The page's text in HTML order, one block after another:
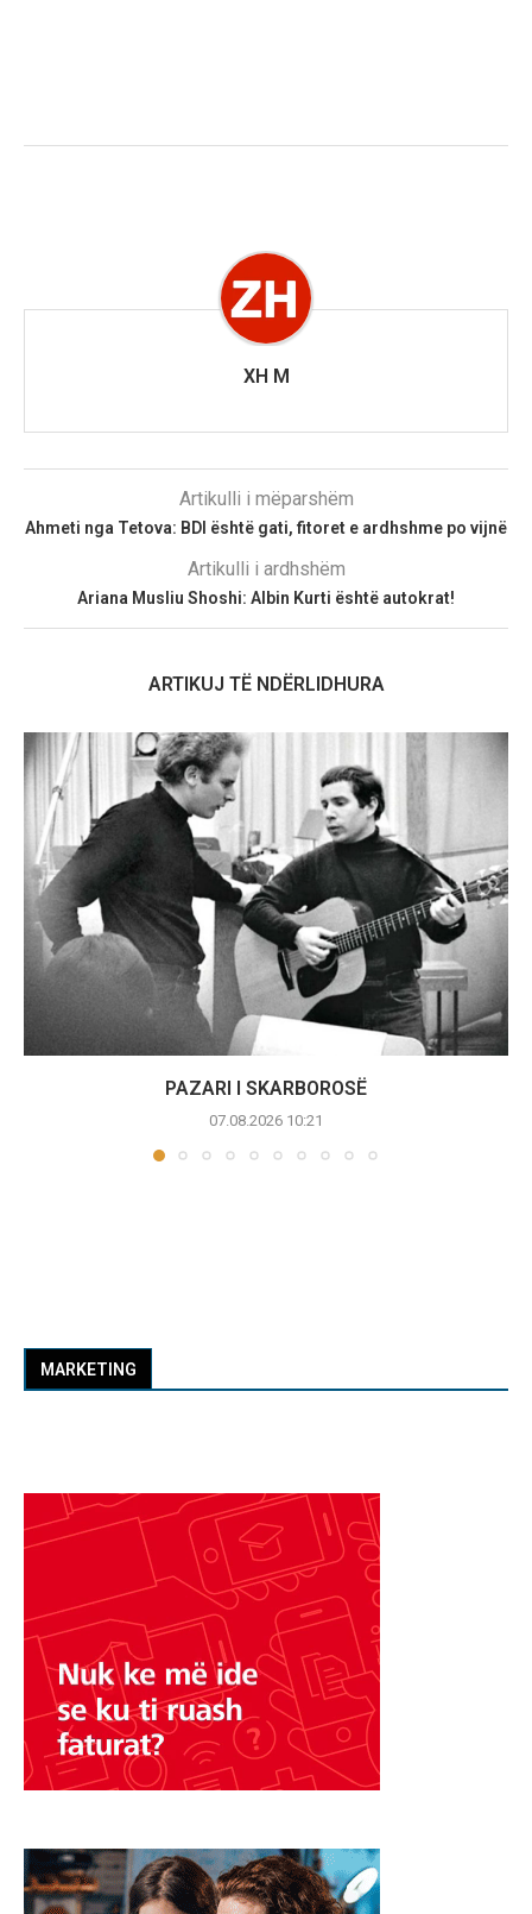
XH M
Artikulli i mëparshëm
Ahmeti nga Tetova: BDI është gati, fitoret e ardhshme po vijnë
Artikulli i ardhshëm
Ariana Musliu Shoshi: Albin Kurti është autokrat!
ARTIKUJ TË NDËRLIDHURA
PAZARI I SKARBOROSË
07.08.2026 10:21
MARKETING